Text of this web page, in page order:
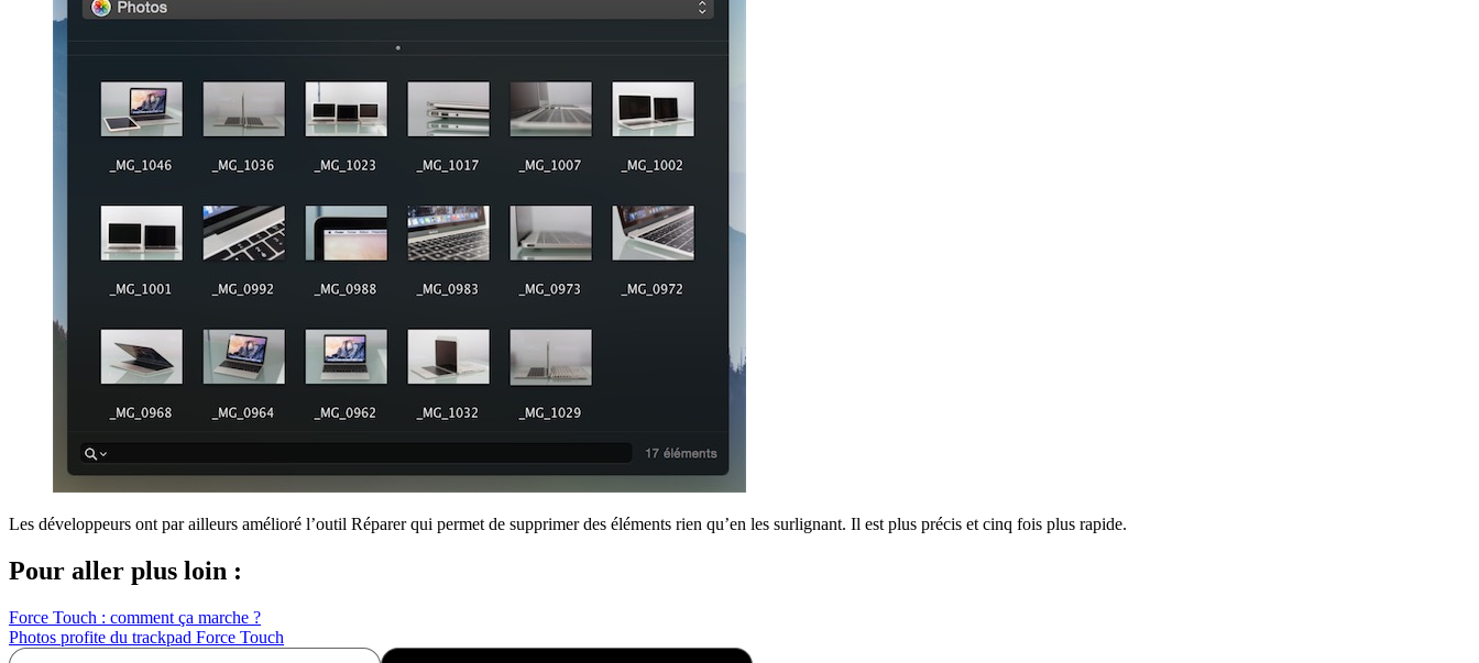
Les développeurs ont par ailleurs amélioré l’outil Réparer qui permet de supprimer des éléments rien qu’en les surlignant. Il est plus précis et cinq fois plus rapide.
Pour aller plus loin :
Force Touch : comment ça marche ?
Photos profite du trackpad Force Touch